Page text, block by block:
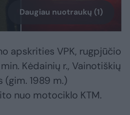
Daugiau nuotraukų (1)
apskrities VPK, rugpjūčio
Kėdainių r., Vainotiškių
(gim. 1989 m.)
nuo motociklo KTM.